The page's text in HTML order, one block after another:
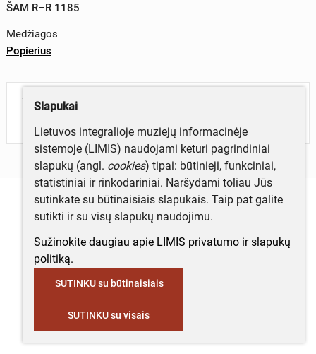
ŠAM R–R 1185
Medžiagos
Popierius
Turite daugiau informacijos apie objektą?
Slapukai
Lietuvos integralioje muziejų informacinėje
sistemoje (LIMIS) naudojami keturi pagrindiniai
slapukų (angl. cookies) tipai: būtinieji, funkciniai,
statistiniai ir rinkodariniai. Naršydami toliau Jūs
sutinkate su būtinaisiais slapukais. Taip pat galite
sutikti ir su visų slapukų naudojimu.
Sužinokite daugiau apie LIMIS privatumo ir slapukų
politiką.
SUTINKU su būtinaisiais
SUTINKU su visais